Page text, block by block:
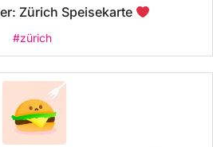
Zürich Speisekarte
#zürich